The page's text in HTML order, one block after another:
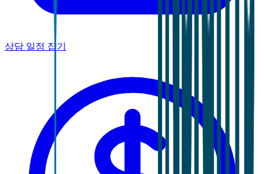
상담 일정 잡기